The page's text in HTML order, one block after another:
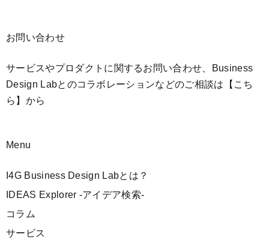
お問い合わせ
サービスやプロダクトに関するお問い合わせ、Business
Design Labとのコラボレーションなどのご相談は 【こち
ら】 から
Menu
I4G Business Design Labとは？
IDEAS Explorer -アイデア検索-
コラム
サービス